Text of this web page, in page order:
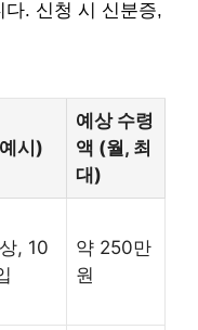
. 신청 시 신분증,
시)
예상 수령
액 (월, 최
대)
, 10
약 250만
원